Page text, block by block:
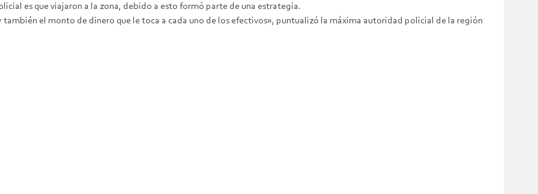
es que viajaron a la zona, debido a esto formó parte de una estrategia.
también el monto de dinero que le toca a cada uno de los efectivos», puntualizó la máxima autoridad policial de la región